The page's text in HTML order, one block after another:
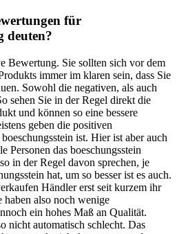
für
deuten?
Bewertung. Sie sollten sich vor dem
immer im klaren sein, dass Sie
Sowohl die negativen, als auch
sehen Sie in der Regel direkt die
und können so eine bessere
geben die positiven
ist. Hier ist aber auch
Personen das boeschungsstein
in der Regel davon sprechen, je
hat, um so besser ist es auch.
Händler erst seit kurzem ihr
haben also noch wenige
ein hohes Maß an Qualität.
nicht automatisch schlecht. Das